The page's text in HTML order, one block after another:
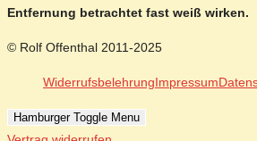
Entfernung betrachtet fast weiß wirken.
© Rolf Offenthal 2011-2025
WiderrufsbelehrungImpressum
Hamburger Toggle Menu